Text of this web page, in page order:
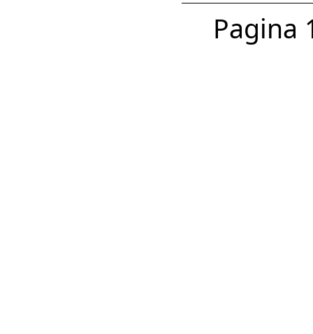
Pagina